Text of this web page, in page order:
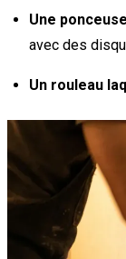
Une
avec des
Un rouleau